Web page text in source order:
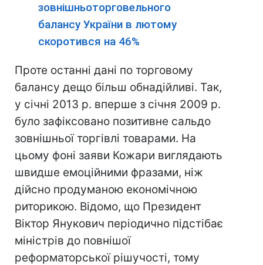
зовнішньоторговельного
балансу України в лютому
скоротився на 46%
Проте останні дані по торговому
балансу дещо більш обнадійливі. Так,
у січні 2013 р. вперше з січня 2009 р.
було зафіксовано позитивне сальдо
зовнішньої торгівлі товарами. На
цьому фоні заяви Кожари виглядають
швидше емоційними фразами, ніж
дійсно продуманою економічною
риторикою. Відомо, що Президент
Віктор Янукович періодично підстібає
міністрів до повнішої
реформаторської рішучості, тому